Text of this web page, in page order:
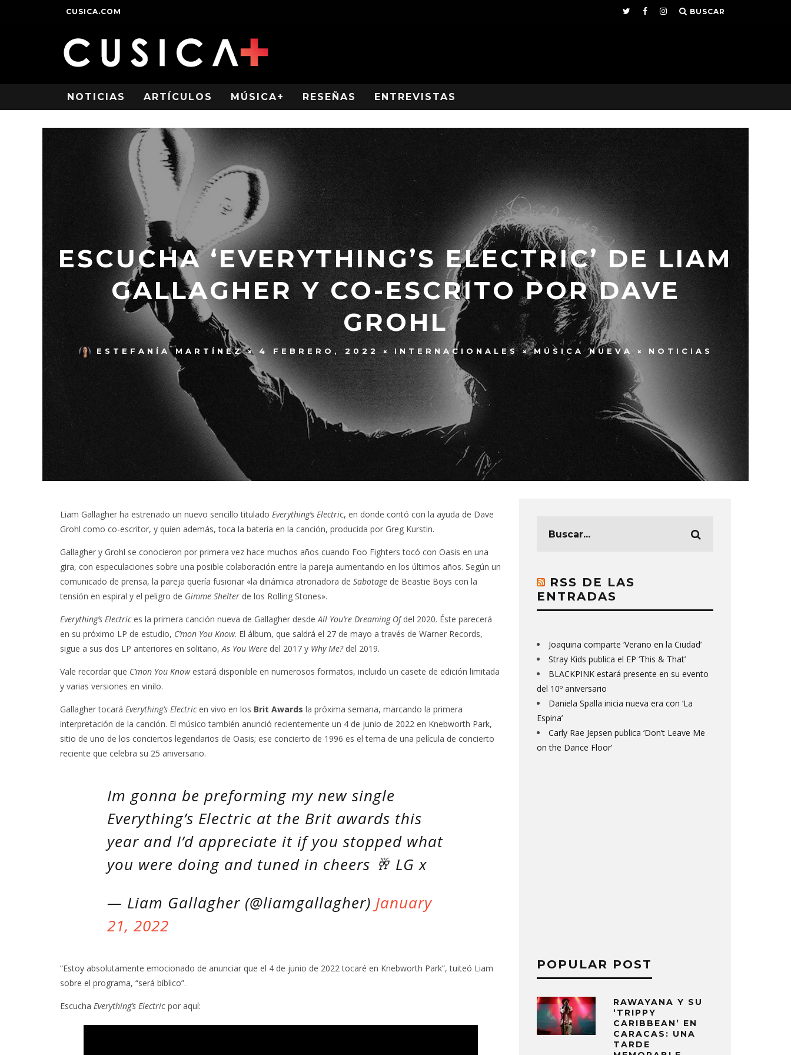
CUSICA.COM BUSCAR
NOTICIAS ARTÍCULOS MÚSICA+ RESEÑAS ENTREVISTAS
ESCUCHA ‘EVERYTHING’S ELECTRIC’ DE LIAM
GALLAGHER Y CO-ESCRITO POR DAVE
GROHL
ESTEFANÍA MARTÍNEZ 4 FEBRERO, 2022 INTERNACIONALES MÚSICA NUEVA NOTICIAS
Liam Gallagher ha estrenado un nuevo sencillo titulado Everything’s Electric, en donde contó con la ayuda de Dave
Grohl como co-escritor, y quien además, toca la batería en la canción, producida por Greg Kurstin.
Gallagher y Grohl se conocieron por primera vez hace muchos años cuando Foo Fighters tocó con Oasis en una
gira, con especulaciones sobre una posible colaboración entre la pareja aumentando en los últimos años. Según un
comunicado de prensa, la pareja quería fusionar «la dinámica atronadora de Sabotage de Beastie Boys con la
tensión en espiral y el peligro de Gimme Shelter de los Rolling Stones».
Everything’s Electrices la primera canción nueva de Gallagher desdeAll You’re Dreaming Ofdel 2020. Éste parecerá
en su próximo LP de estudio, C’mon You Know. El álbum, que saldrá el 27 de mayo a través de Warner Records,
sigue a sus dos LP anteriores en solitario,As You Were del 2017 y Why Me?del 2019.
Vale recordar que C’mon You Knowestará disponible en numerosos formatos, incluido un casete de edición limitada
y varias versiones en vinilo.
Gallagher tocará Everything’s Electricen vivo en los Brit Awards la próxima semana, marcando la primera
interpretación de la canción. El músico también anunció recientemente un 4 de junio de 2022 en Knebworth Park,
sitio de uno de los conciertos legendarios de Oasis; ese concierto de 1996 es el tema de una película de concierto
reciente que celebra su 25 aniversario.
Im gonna be preforming my new single
Everything’s Electric at the Brit awards this
year and I’d appreciate it if you stopped what
you were doing and tuned in cheers 🥂 LG x
— Liam Gallagher (@liamgallagher) January
21, 2022
“Estoy absolutamente emocionado de anunciar que el 4 de junio de 2022 tocaré en Knebworth Park”, tuiteó Liam
sobre el programa, “será bíblico”.
Escucha Everything’s Electric por aquí:
RSS DE LAS
ENTRADAS
Joaquina comparte ‘Verano en la Ciudad’
Stray Kids publica el EP ‘This & That’
BLACKPINK estará presente en su evento
del 10º aniversario
Daniela Spalla inicia nueva era con ‘La
Espina’
Carly Rae Jepsen publica ‘Don’t Leave Me
on the Dance Floor’
POPULAR POST
RAWAYANA Y SU
‘TRIPPY
CARIBBEAN’ EN
CARACAS: UNA
TARDE